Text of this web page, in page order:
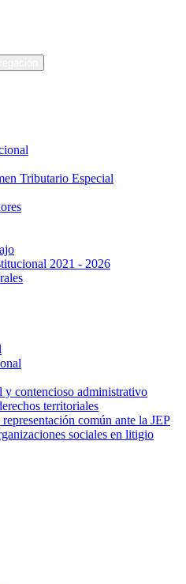
Tributario Especial
2021 - 2026
contencioso administrativo
territoriales
común ante la JEP
sociales en litigio